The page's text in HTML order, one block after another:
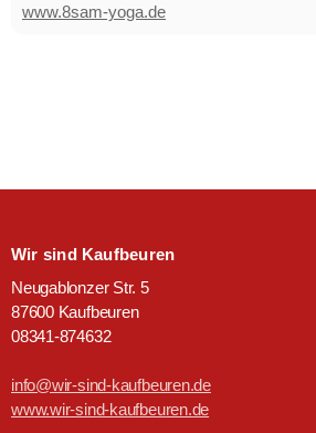
www.8sam-yoga.de
Wir sind Kaufbeuren
Neugablonzer Str. 5
87600 Kaufbeuren
08341-874632
info@wir-sind-kaufbeuren.de
www.wir-sind-kaufbeuren.de